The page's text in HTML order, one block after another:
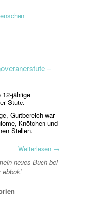
–
12-jährige
Stute.
Gurtbereich war
Knötchen und
Stellen.
Weiterlesen →